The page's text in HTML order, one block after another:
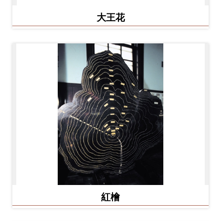
大王花
紅檜